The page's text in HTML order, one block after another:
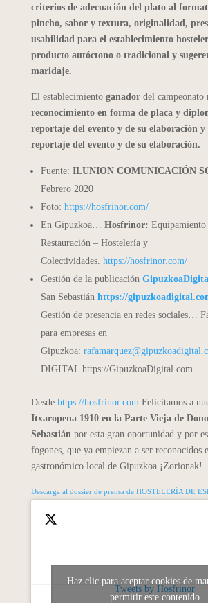
criterios de adecuación del plato al
pincho, sabor y textura, originalidad,
usabilidad para el establecimiento
producto autóctono o tradicional y
maridaje.
El establecimiento ganadordel campeonato
reconocimiento en forma de placa y
reportaje del evento y de su elaboración y
reportaje del evento y de su elaboración.
Fuente: ILUNION COMUNICACIÓN
Febrero 2020
Foto: https://hosfrinor.com/
En Gipuzkoa… Hosfrinor: Equipamiento
Restauración – Hostelería y
Colectividades. https://hosfrinor.com/
Gestión de la publicación
San Sebastián https://
Gestión de presencia en redes sociales…
para empresas en
Gipuzkoa:
DIGITAL https://GipuzkoaDigital.com
Desde https://hosfrinor.com Felicitamos a
Itxaropena 1910 en la Parte Vieja de
Sebastián por esta gran oportunidad y por
fogones, que ya empiezan a ser reconocidos
gastronómico local de Gipuzkoa ¡Zorionak!
Descarga al dossier de prensa de HOSTELERÍA DE
Tweets by Hosfrinor
Haz clic para aceptar cookies de
permitir este contenido